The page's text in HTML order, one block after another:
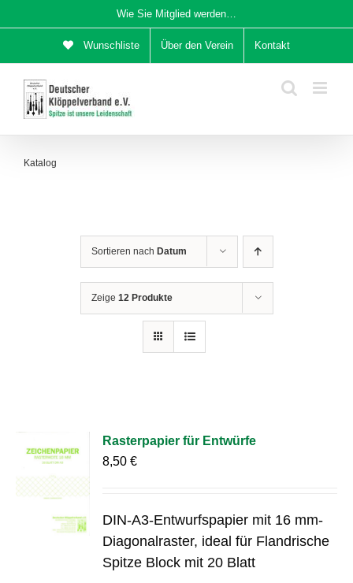
Inhalt
Wie Sie Mitglied werden…
Wunschliste Über den Verein Kontakt
Katalog
Sortieren nach Datum
Zeige 12 Produkte
Rasterpapier für Entwürfe
8,50€
DIN-A3-Entwurfspapier mit 16 mm-
Diagonalraster, ideal für Flandrische
Spitze Block mit 20 Blatt